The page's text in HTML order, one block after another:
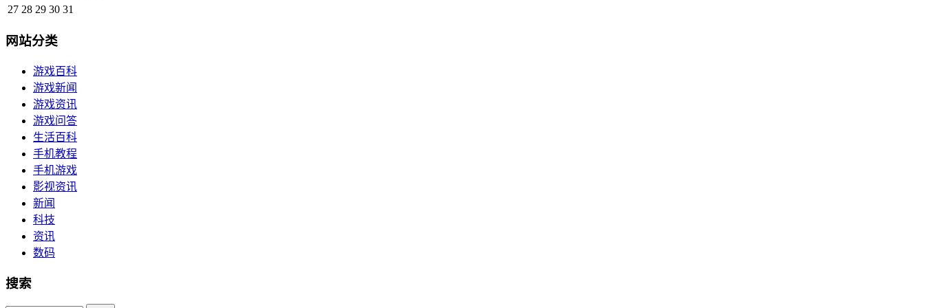
27 28 29 30 31
网站分类
游戏百科
游戏新闻
游戏资讯
游戏问答
生活百科
手机教程
手机游戏
影视资讯
新闻
科技
资讯
数码
搜索